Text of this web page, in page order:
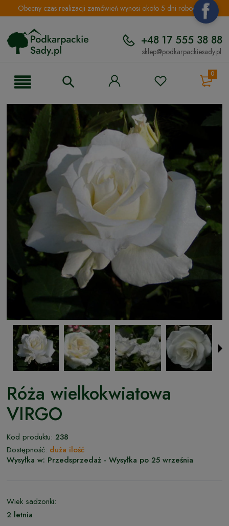
Obecny czas realizacji zamówień wynosi około 5 dni roboczych.
+48 17 555 38 88
sklep@podkarpackiesady.pl
0
Róża wielkokwiatowa
VIRGO
Kod produktu: 238
Dostępność: duża ilość
Wysyłka w: Przedsprzedaż - Wysyłka po 25 września
Wiek sadzonki:
2 letnia